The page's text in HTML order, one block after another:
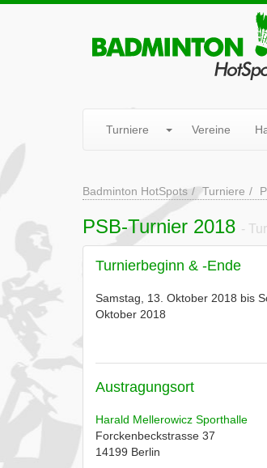
Turniere Vereine
Badminton HotSpots Turniere
PSB-Turnier 2018 -
Turnierbeginn & -Ende
Samstag, 13. Oktober 2018 bis
Oktober 2018
Austragungsort
Harald Mellerowicz Sporthalle
Forckenbeckstrasse 37
14199 Berlin